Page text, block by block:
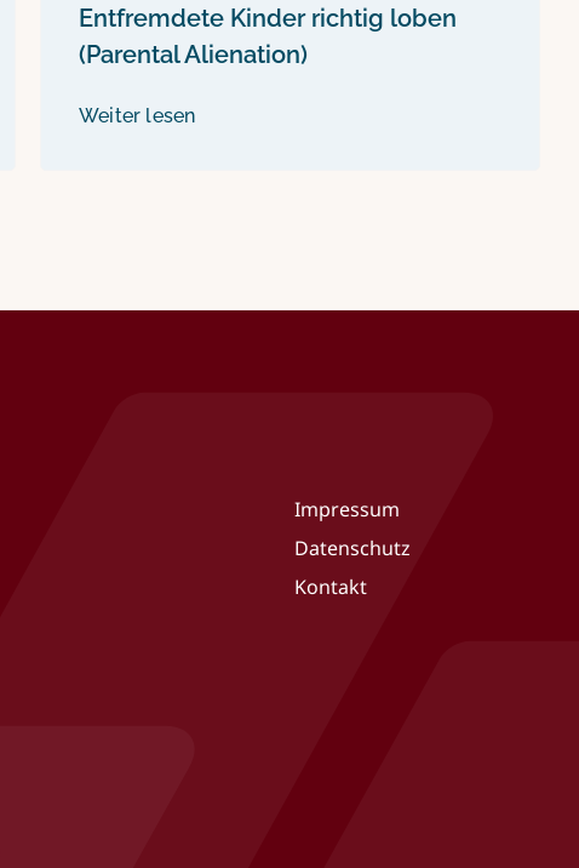
Entfremdete Kinder richtig loben
(Parental Alienation)
Weiter lesen
Impressum
Datenschutz
Kontakt